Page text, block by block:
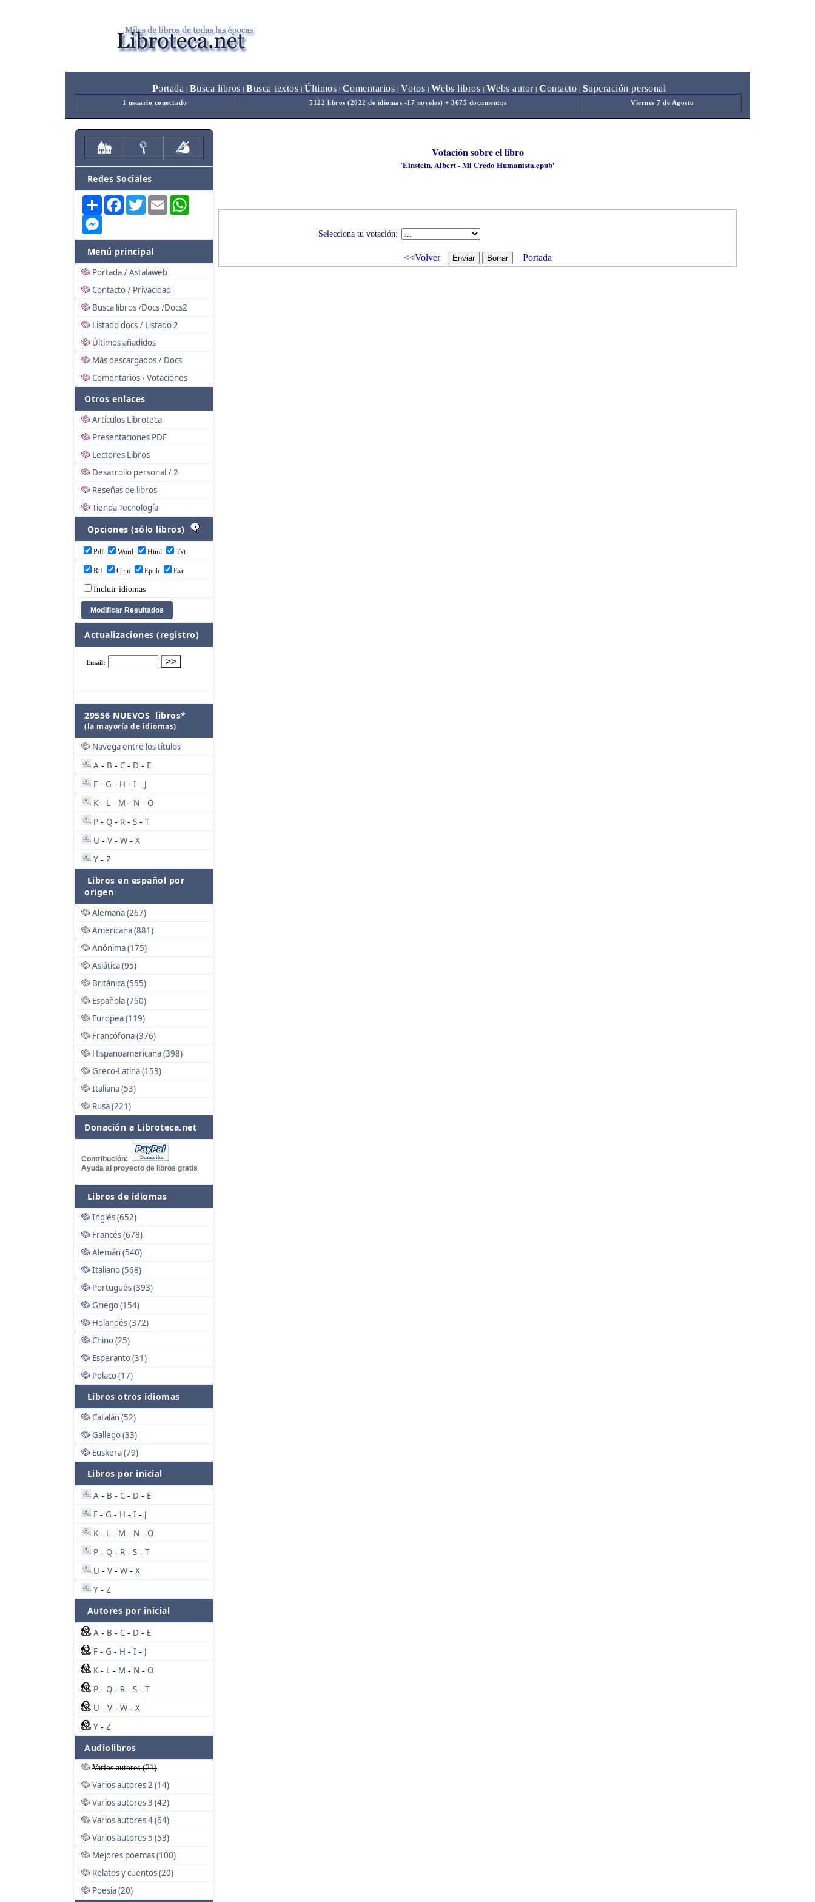
Portada Busca libros Busca textos Últimos Comentarios Votos Webs libros Webs autor| Contacto Superación personal
1 usuario conectado 5122 libros (2022 de idiomas -17 noveles) + 3675 documentos Viernes 7 de Agosto
Redes Sociales
Share FacebookTwitterEmail
Menú principal
Portada / Astalaweb
Contacto / Privacidad
Busca libros /Docs /Docs2
Listado docs / Listado 2
Últimos añadidos
Más descargados / Docs
Comentarios / Votaciones
Otros enlaces
Artículos Libroteca
Presentaciones PDF
Lectores Libros
Desarrollo personal / 2
Reseñas de libros
Tienda Tecnología
Opciones (sólo libros)
Pdf Word Html Txt
Rtf Chm Epub Exe
Incluir idiomas
Actualizaciones (registro)
29556 NUEVOS libros*
(la mayoría de idiomas)
Navega entre los títulos
A - B - C - D - E
F - G - H - I - J
K - L - M - N - O
P - Q - R - S - T
U - V - W - X
Y - Z
Libros en español por
origen
Alemana (267)
Americana (881)
Anónima (175)
Asiática (95)
Británica (555)
Española (750)
Europea (119)
Francófona (376)
Hispanoamericana (398)
Greco-Latina (153)
Italiana (53)
Rusa (221)
Donación a Libroteca.net
Contribución:
Ayuda al proyecto de libros gratis
Libros de idiomas
Inglés (652)
Francés (678)
Alemán (540)
Italiano (568)
Portugués (393)
Griego (154)
Holandés (372)
Chino (25)
Esperanto (31)
Polaco (17)
Libros otros idiomas
Catalán (52)
Gallego (33)
Euskera (79)
Libros por inicial
A - B - C - D - E
F - G - H - I - J
K - L - M - N - O
P - Q - R - S - T
U - V - W - X
Y - Z
Autores por inicial
A - B - C - D - E
F - G - H - I - J
K - L - M - N - O
P - Q - R - S - T
U - V - W - X
Y - Z
Audiolibros
Varios autores (21)
Varios autores 2 (14)
Varios autores 3 (42)
Varios autores 4 (64)
Varios autores 5 (53)
Mejores poemas (100)
Relatos y cuentos (20)
Poesía (20)
Votación sobre el libro
'Einstein, Albert - Mi Credo Humanista.epub'
Selecciona tu votación:
<<Volver Portada